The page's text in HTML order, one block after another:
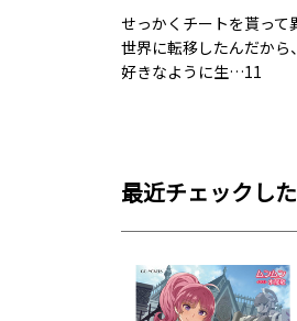
せっかくチートを貰って
世界に転移したんだから、
好きなように生…11
最近チェックし